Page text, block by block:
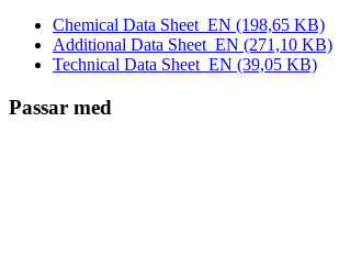
Chemical Data Sheet_EN (198,65 KB)
Additional Data Sheet_EN (271,10 KB)
Technical Data Sheet_EN (39,05 KB)
Passar med